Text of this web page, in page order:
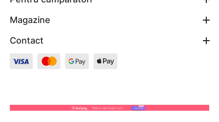
Magazine
Contact